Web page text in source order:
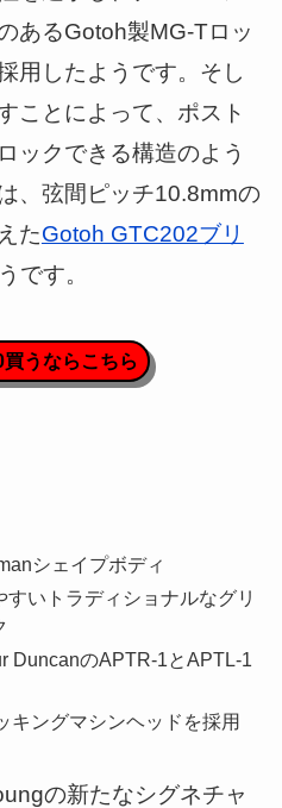
あるGotoh製MG-Tロッ
用したようです。そし
ことによって、ポスト
ックできる構造のよう
、弦間ピッチ10.8mmの
たGotoh GTC202ブリ
です。
買うならこちら
シェイプボディ
いトラディショナルなグリ
DuncanのAPTR-1とAPTL-1
キングマシンヘッドを採用
の新たなシグネチャ